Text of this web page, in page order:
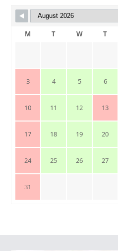
M T W T
3 4 5 6
10 11 12 13
17 18 19 20
24 25 26 27
31